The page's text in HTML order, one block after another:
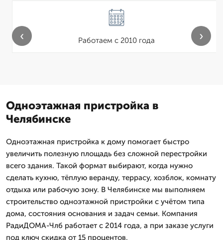
Работаем с 2010 года
‹ ›
Одноэтажная пристройка в
Челябинске
Одноэтажная пристройка к дому помогает быстро
увеличить полезную площадь без сложной перестройки
всего здания. Такой формат выбирают, когда нужно
сделать кухню, тёплую веранду, террасу, хозблок, комнату
отдыха или рабочую зону. В Челябинске мы выполняем
строительство одноэтажной пристройки с учётом типа
дома, состояния основания и задач семьи. Компания
РадиДОМА-Члб работает с 2014 года, а при заказе услуги
под ключ скидка от 15 процентов.